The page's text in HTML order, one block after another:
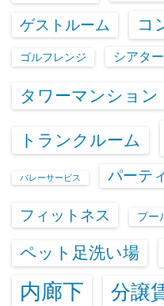
ゲストルーム コ
ゴルフレンジ シアタ
タワーマンション
トランクルーム
バレーサービス パーテ
フィットネス プー
ペット足洗い場
内廊下 分譲